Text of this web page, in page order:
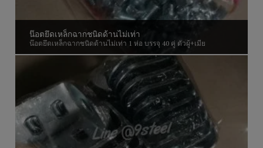
น๊อตยึดเหล็กฉากชนิดด้านไม่เท่า
น๊อตยึดเหล็กฉากชนิดด้านไม่เท่า 1 ห่อ บรรจุ 40 คู่ ตัวผู้+เมีย